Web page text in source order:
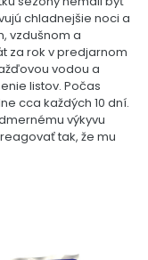
chladnejšie noci a
vzdušnom a
za rok v predjarnom
vodou a
listov. Počas
cca každých 10 dní.
výkyvu
tak, že mu